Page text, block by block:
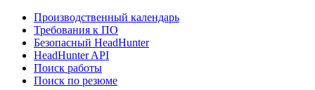
Производственный календарь
Требования к ПО
Безопасный HeadHunter
HeadHunter API
Поиск работы
Поиск по резюме